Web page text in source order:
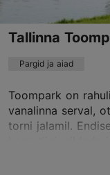
Tallinna
Pargid ja aiad
Toompark on
vanalinna serval,
torni jalamil.